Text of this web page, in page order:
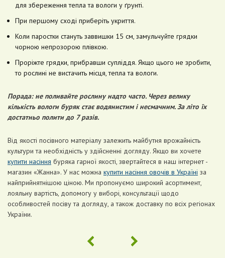
для збереження тепла та вологи у ґрунті.
При першому сході приберіть укриття.
Коли паростки стануть заввишки 15 см, замульчуйте грядки
чорною непрозорою плівкою.
Проріжте грядки, прибравши супліддя. Якщо цього не зробити,
то рослині не вистачить місця, тепла та вологи.
Порада: не поливайте рослину надто часто. Через велику
кількість вологи буряк стає водянистим і несмачним. За літо їх
достатньо полити до 7 разів.
Від якості посівного матеріалу залежить майбутня врожайність
культури та необхідність у здійсненні догляду. Якщо ви хочете
купити насіння буряка гарної якості, звертайтеся в наш інтернет -
магазин «Жанна». У нас можна купити насіння овочів в Україні за
найприйнятнішою ціною. Ми пропонуємо широкий асортимент,
лояльну вартість, допомогу у виборі, консультації щодо
особливостей посіву та догляду, а також доставку по всіх регіонах
України.